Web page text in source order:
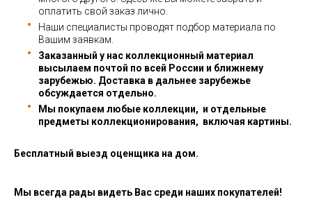
оплатить свой заказ лично.
Наши специалисты проводят подбор материала по
Вашим заявкам.
Заказанный у нас коллекционный материал
высылаем почтой по всей России и ближнему
зарубежью. Доставка в дальнее зарубежье
обсуждается отдельно.
Мы покупаем любые коллекции, и отдельные
предметы коллекционирования, включая картины.
Бесплатный выезд оценщика на дом.
Мы всегда рады видеть Вас среди наших покупателей!